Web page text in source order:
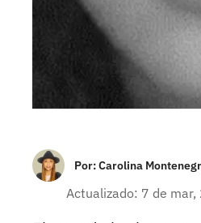
Por:Carolina
Actualizado: 7 de